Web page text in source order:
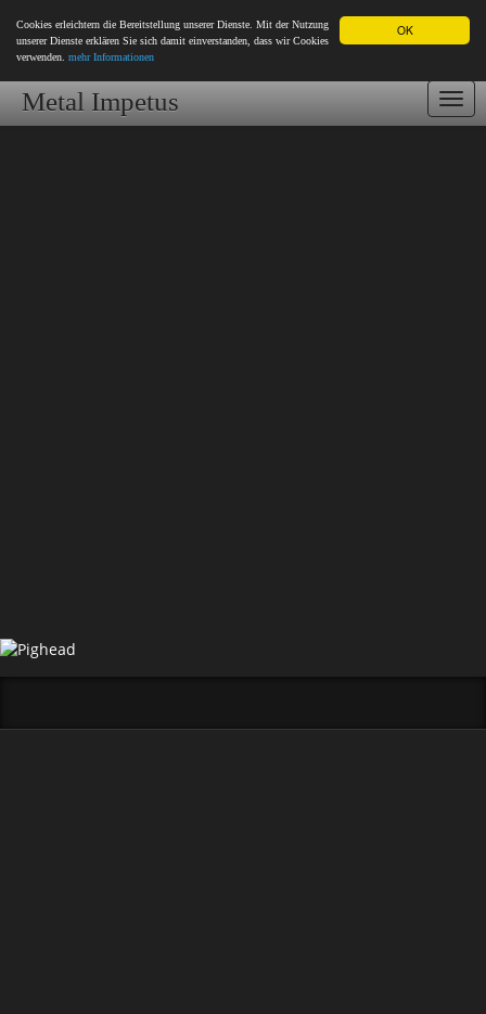
OK
Cookies erleichtern die Bereitstellung unserer Dienste. Mit der Nutzung
unserer Dienste erklären Sie sich damit einverstanden, dass wir Cookies
verwenden. mehr Informationen
Metal Impetus